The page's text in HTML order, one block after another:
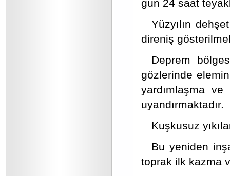
gün 24 saat
Yüzyılın
direniş
Deprem
gözlerinde
yardımlaşma
uyandırmaktadır.
Kuşkusuz
Bu yeniden
toprak ilk kazma